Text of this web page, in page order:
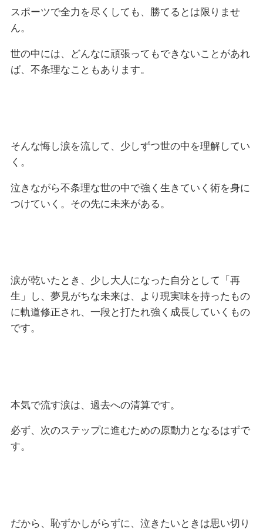
スポーツで全力を尽くしても、勝てるとは限りませ
ん。
世の中には、どんなに頑張ってもできないことがあれ
ば、不条理なこともあります。
そんな悔し涙を流して、少しずつ世の中を理解してい
く。
泣きながら不条理な世の中で強く生きていく術を身に
つけていく。その先に未来がある。
涙が乾いたとき、少し大人になった自分として「再
生」し、夢見がちな未来は、より現実味を持ったもの
に軌道修正され、一段と打たれ強く成長していくもの
です。
本気で流す涙は、過去への清算です。
必ず、次のステップに進むための原動力となるはずで
す。
だから、恥ずかしがらずに、泣きたいときは思い切り